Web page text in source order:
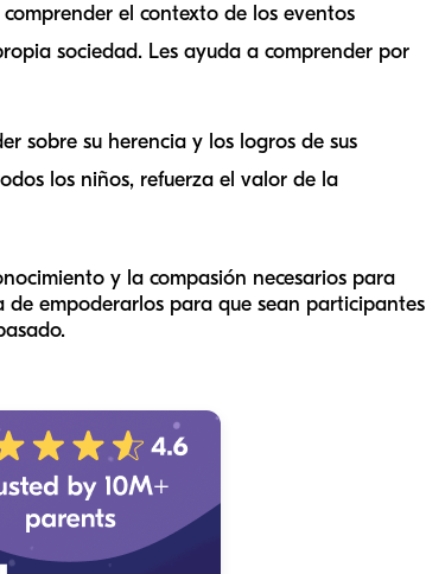
el contexto de los eventos
sociedad. Les ayuda a comprender por
sobre su herencia y los logros de sus
los niños, refuerza el valor de la
y la compasión necesarios para
empoderarlos para que sean participantes